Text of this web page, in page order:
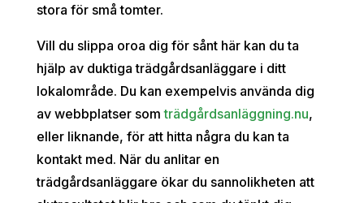
stora för små tomter.
Vill du slippa oroa dig för sånt här kan du ta
hjälp av duktiga trädgårdsanläggare i ditt
lokalområde. Du kan exempelvis använda dig
av webbplatser somträdgårdsanläggning.nu,
eller liknande, för att hitta några du kan ta
kontakt med. När du anlitar en
trädgårdsanläggare ökar du sannolikheten att